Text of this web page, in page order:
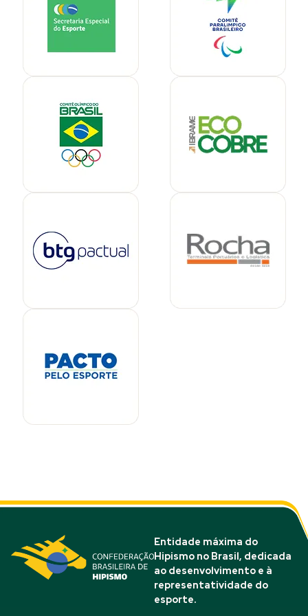
Entidade máxima do
Hipismo no Brasil, dedicada
ao desenvolvimento e à
representatividade do
esporte.